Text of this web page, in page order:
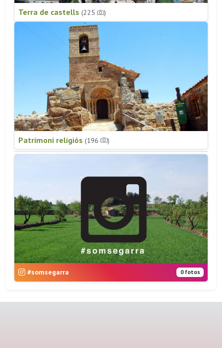
Terra de castells (225 )
Patrimoni religiós (196 )
#somsegarra 0 fotos